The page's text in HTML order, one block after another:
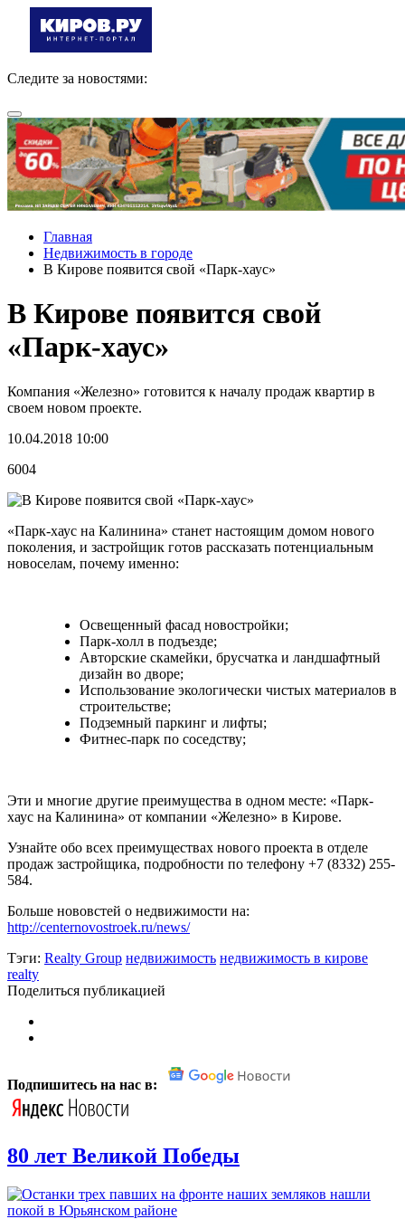
Следите за новостями:
Главная
Недвижимость в городе
В Кирове появится свой «Парк-хаус»
В Кирове появится свой
«Парк-хаус»
Компания «Железно» готовится к началу продаж квартир в
своем новом проекте.
10.04.2018 10:00
6004
«Парк-хаус на Калинина» станет настоящим домом нового
поколения, и застройщик готов рассказать потенциальным
новоселам, почему именно:
Освещенный фасад новостройки;
Парк-холл в подъезде;
Авторские скамейки, брусчатка и ландшафтный
дизайн во дворе;
Использование экологически чистых материалов в
строительстве;
Подземный паркинг и лифты;
Фитнес-парк по соседству;
Эти и многие другие преимущества в одном месте: «Парк-
хаус на Калинина» от компании «Железно» в Кирове.
Узнайте обо всех преимуществах нового проекта в отделе
продаж застройщика, подробности по телефону +7 (8332) 255-
584.
Больше нововстей о недвижимости на:
http://centernovostroek.ru/news/
Тэги: Realty Group недвижимость недвижимость в кирове
realty
Поделиться публикацией
Подпишитесь на нас в:
80 лет Великой Победы